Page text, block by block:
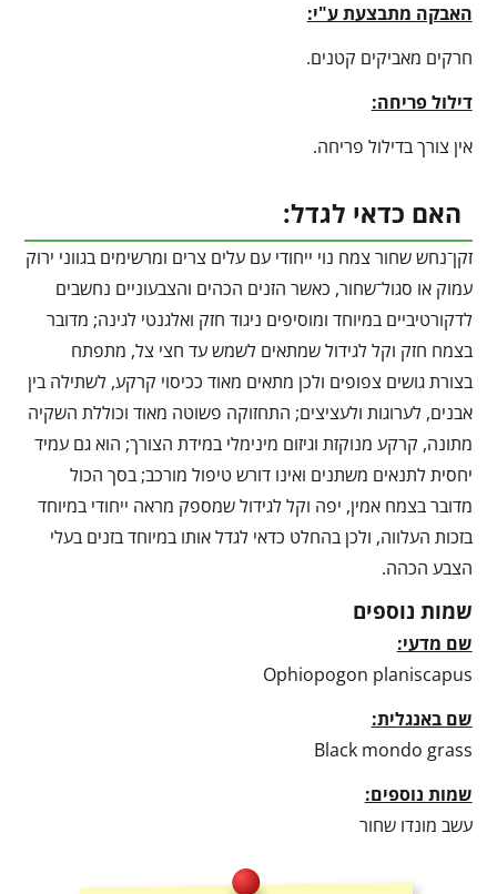
האבקה מתבצעת ע"י:
חרקים מאביקים קטנים.
דילול פריחה:
אין צורך בדילול פריחה.
האם כדאי לגדל:
זקן־נחש שחור צמח נוי ייחודי עם עלים צרים ומרשימים בגווני ירוק
עמוק או סגול־שחור, כאשר הזנים הכהים והצבעוניים נחשבים
לדקורטיביים במיוחד ומוסיפים ניגוד חזק ואלגנטי לגינה; מדובר
בצמח חזק וקל לגידול שמתאים לשמש עד חצי צל, מתפתח
בצורת גושים צפופים ולכן מתאים מאוד ככיסוי קרקע, לשתילה בין
אבנים, לערוגות ולעציצים; התחזוקה פשוטה מאוד וכוללת השקיה
מתונה, קרקע מנוקזת וגיזום מינימלי במידת הצורך; הוא גם עמיד
יחסית לתנאים משתנים ואינו דורש טיפול מורכב; בסך הכול
מדובר בצמח אמין, יפה וקל לגידול שמספק מראה ייחודי במיוחד
בזכות העלווה, ולכן בהחלט כדאי לגדל אותו במיוחד בזנים בעלי
הצבע הכהה.
שמות נוספים
שם מדעי:
Ophiopogon planiscapus
שם באנגלית:
Black mondo grass
שמות נוספים:
עשב מונדו שחור